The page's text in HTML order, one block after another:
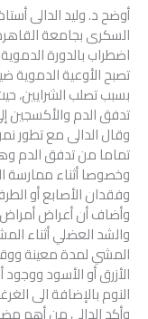
أوضح د. وليد الدالى
السكرى بجامعة
اضطراب بالدورة
تصبح الأوعية
بسبب تصلب الشرايين،
تدفق الدم والأكسجين
وقال الدالى مع تطور
تماما من تدفق الدم
وخصوصا أثناء ممارسة
وفقدان الأصابع أو
وأضاف أن أعراض أمراض
والشد العضلي أثناء
المشي لمدة معينة
الأزرق أو الأسود
النوم بالإضافة الى